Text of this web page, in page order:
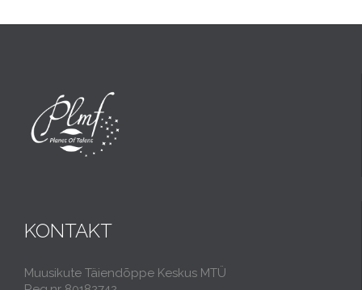
KONTAKT
Muusikute Täiendõppe Keskus MTÜ